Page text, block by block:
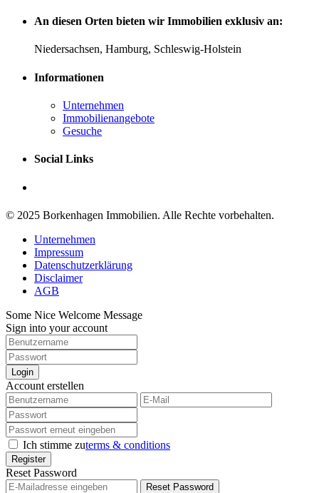
An diesen Orten bieten wir Immobilien exklusiv an:
Niedersachsen, Hamburg, Schleswig-Holstein
Informationen
Unternehmen
Immobilienangebote
Gesuche
Social Links
© 2025 Borkenhagen Immobilien. Alle Rechte vorbehalten.
Unternehmen
Impressum
Datenschutzerklärung
Disclaimer
AGB
Some Nice Welcome Message
Sign into your account
Login
Account erstellen
Ich stimme zuterms & conditions
Register
Reset Password
Reset Password